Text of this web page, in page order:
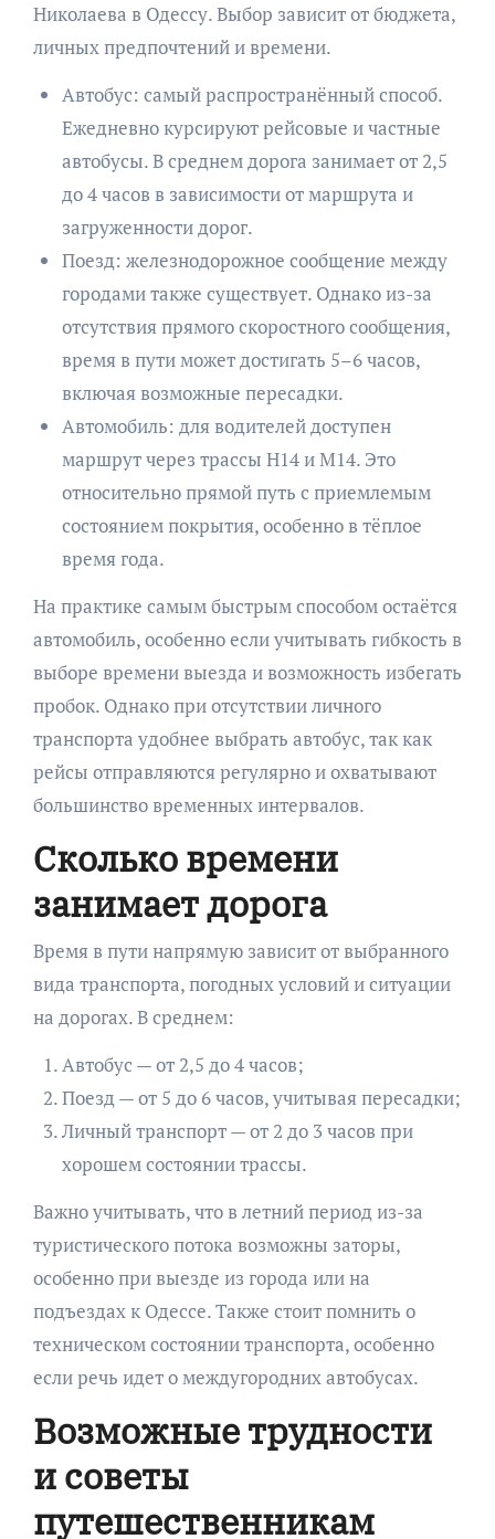
Николаева в Одессу. Выбор зависит от бюджета,
личных предпочтений и времени.
Автобус: самый распространённый способ.
Ежедневно курсируют рейсовые и частные
автобусы. В среднем дорога занимает от 2,5
до 4 часов в зависимости от маршрута и
загруженности дорог.
Поезд: железнодорожное сообщение между
городами также существует. Однако из-за
отсутствия прямого скоростного сообщения,
время в пути может достигать 5–6 часов,
включая возможные пересадки.
Автомобиль: для водителей доступен
маршрут через трассы Н14 и М14. Это
относительно прямой путь с приемлемым
состоянием покрытия, особенно в тёплое
время года.
На практике самым быстрым способом остаётся
автомобиль, особенно если учитывать гибкость в
выборе времени выезда и возможность избегать
пробок. Однако при отсутствии личного
транспорта удобнее выбрать автобус, так как
рейсы отправляются регулярно и охватывают
большинство временных интервалов.
Сколько времени
занимает дорога
Время в пути напрямую зависит от выбранного
вида транспорта, погодных условий и ситуации
на дорогах. В среднем:
Автобус — от 2,5 до 4 часов;
Поезд — от 5 до 6 часов, учитывая пересадки;
Личный транспорт — от 2 до 3 часов при
хорошем состоянии трассы.
Важно учитывать, что в летний период из-за
туристического потока возможны заторы,
особенно при выезде из города или на
подъездах к Одессе. Также стоит помнить о
техническом состоянии транспорта, особенно
если речь идет о междугородних автобусах.
Возможные трудности
и советы
путешественникам